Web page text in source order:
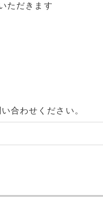
ただきます
合わせください。